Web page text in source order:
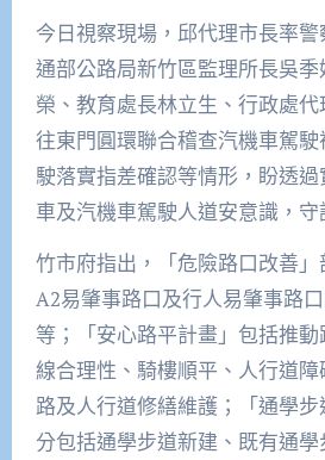
今日視察現場，邱代理市長率
通部公路局新竹區監理所長吳
榮、教育處長林立生、行政處
往東門圓環聯合稽查汽機車駕
駛落實指差確認等情形，盼透
車及汽機車駕駛人道安意識，守
竹市府指出，「危險路口改善」
A2易肇事路口及行人易肇事路
等；「安心路平計畫」包括推
線合理性、騎樓順平、人行道
路及人行道修繕維護；「通學
分包括通學步道新建、既有通